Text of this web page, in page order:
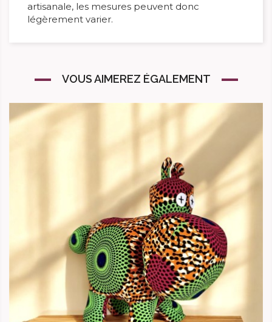
artisanale, les mesures peuvent donc
légèrement varier.
VOUS AIMEREZ ÉGALEMENT